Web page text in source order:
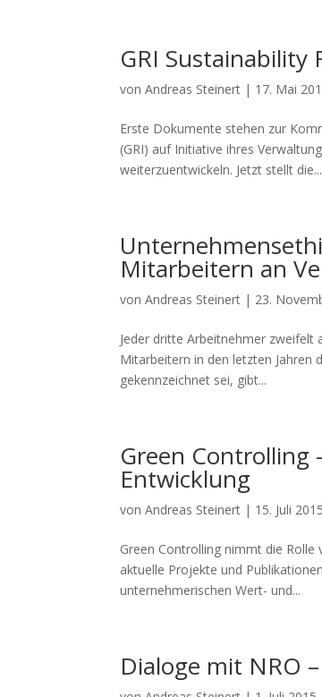
GRI Sustainability
vonAndreas Steinert | 17. Mai
Erste Dokumente stehen zur
(GRI) auf Initiative ihres
weiterzuentwickeln. Jetzt stellt die...
Mitarbeitern an
vonAndreas Steinert | 23.
Jeder dritte Arbeitnehmer zweifelt
Mitarbeitern in den letzten Jahren
gekennzeichnet sei, gibt...
Green Controlling
Entwicklung
vonAndreas Steinert | 15. Juli 2015
Green Controlling nimmt die
aktuelle Projekte und
unternehmerischen Wert- und...
Dialoge mit NRO